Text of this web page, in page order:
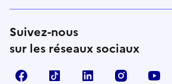
Suivez-nous
sur les réseaux sociaux
FacebookTikTok LinkedIn Instagram